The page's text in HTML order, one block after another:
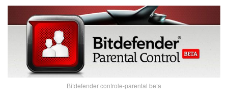
Bitdefender controle-parental beta